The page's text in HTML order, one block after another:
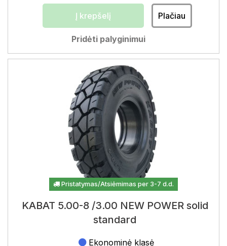
Į krepšelį Plačiau
Pridėti palyginimui
Pristatymas/Atsiėmimas per 3-7 d.d.
KABAT 5.00-8 /3.00 NEW POWER solid
standard
Ekonominė klasė